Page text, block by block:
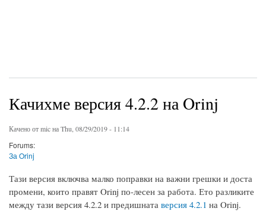
Качихме версия 4.2.2 на Orinj
Качено отmicна Thu, 08/29/2019 - 11:14
Forums:
За Orinj
Тази версия включва малко поправки на важни грешки и доста
промени, които правят Orinj по-лесен за работа. Ето разликите
между тази версия 4.2.2 и предишната версия 4.2.1 на Orinj.